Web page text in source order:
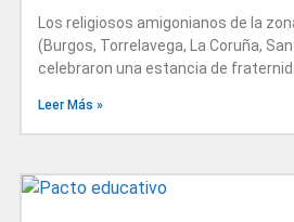
Los religiosos amigonianos de la
(Burgos, Torrelavega, La Coruña,
celebraron una estancia de
Leer Más »